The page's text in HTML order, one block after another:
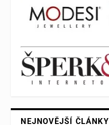
NEJNOVĚJŠÍ ČLÁNKY